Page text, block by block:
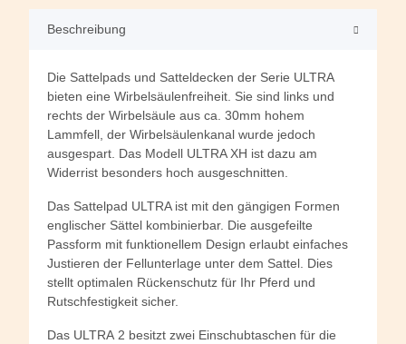
Beschreibung
Die Sattelpads und Satteldecken der Serie ULTRA
bieten eine Wirbelsäulenfreiheit. Sie sind links und
rechts der Wirbelsäule aus ca. 30mm hohem
Lammfell, der Wirbelsäulenkanal wurde jedoch
ausgespart. Das Modell ULTRA XH ist dazu am
Widerrist besonders hoch ausgeschnitten.
Das Sattelpad ULTRA ist mit den gängigen Formen
englischer Sättel kombinierbar. Die ausgefeilte
Passform mit funktionellem Design erlaubt einfaches
Justieren der Fellunterlage unter dem Sattel. Dies
stellt optimalen Rückenschutz für Ihr Pferd und
Rutschfestigkeit sicher.
Das ULTRA 2 besitzt zwei Einschubtaschen für die